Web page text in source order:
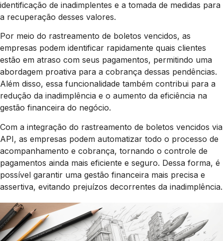
identificação de inadimplentes e a tomada de medidas para
a recuperação desses valores.
Por meio do rastreamento de boletos vencidos, as
empresas podem identificar rapidamente quais clientes
estão em atraso com seus pagamentos, permitindo uma
abordagem proativa para a cobrança dessas pendências.
Além disso, essa funcionalidade também contribui para a
redução da inadimplência e o aumento da eficiência na
gestão financeira do negócio.
Com a integração do rastreamento de boletos vencidos via
API, as empresas podem automatizar todo o processo de
acompanhamento e cobrança, tornando o controle de
pagamentos ainda mais eficiente e seguro. Dessa forma, é
possível garantir uma gestão financeira mais precisa e
assertiva, evitando prejuízos decorrentes da inadimplência.